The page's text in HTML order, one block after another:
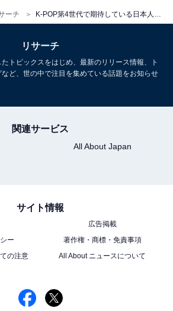
ーチ
筆。
2位はIVE・レイ、気になる1位は？
リサーチ
トピックスをはじめ、最新のリリース情報、ト
ど、世の中で注目を集めている話題をお知らせ
関連サービス
All About Japan
サイト情報
広告掲載
ー
著作権・商標・免責事項
の注意
All About ニュースについて